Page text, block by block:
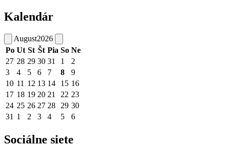
Kalendár
August2026
Po Ut St Št Pia So Ne
27 28 29 30 31 1
2
3
4 5 6 7 8
9
10 11 12 13 14 15 16
17 18 19 20 21 22 23
24 25 26 27 28 29 30
31 1 2 3 4 5 6
Sociálne siete